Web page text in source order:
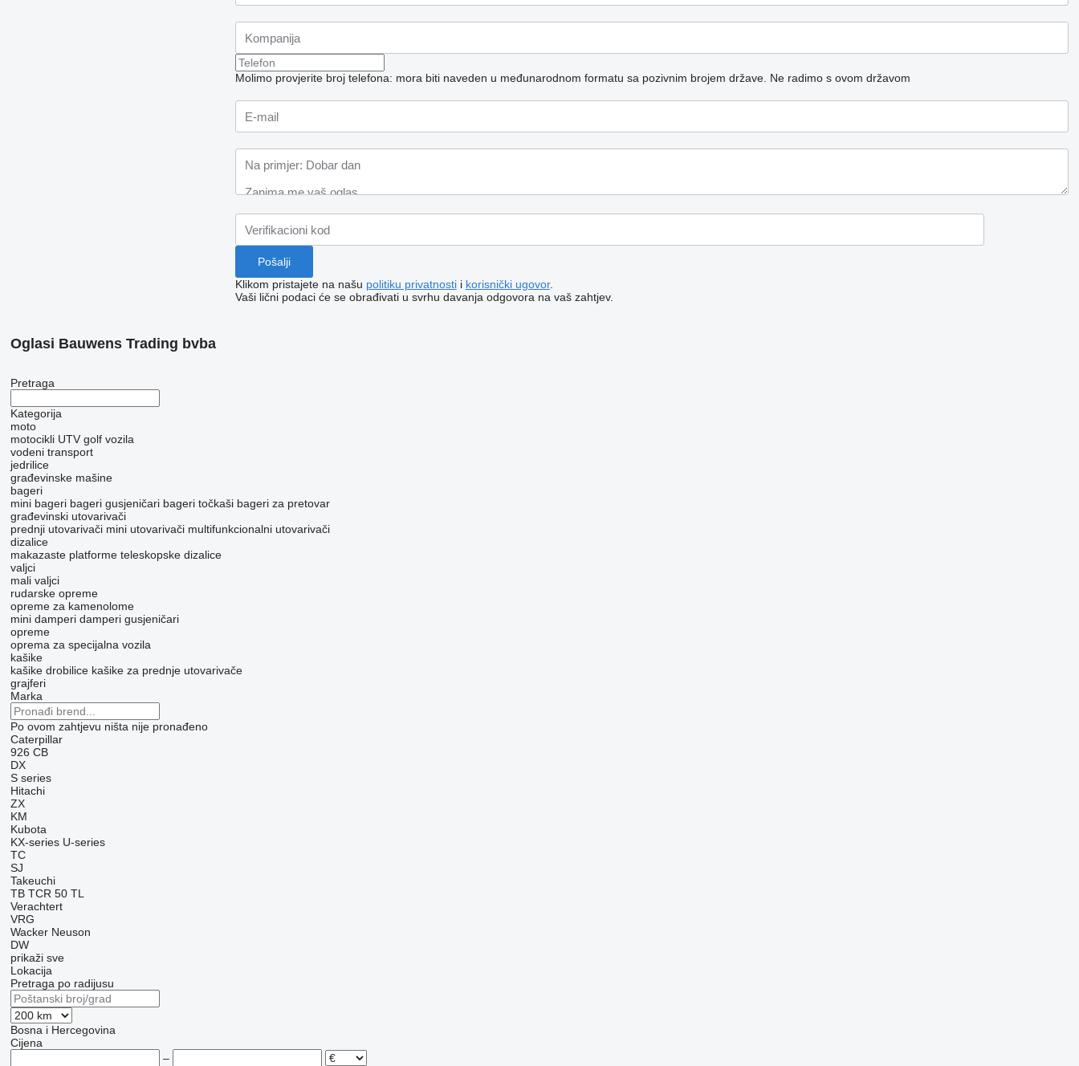
Molimo provjerite broj telefona: mora biti naveden u međunarodnom formatu sa pozivnim brojem države. Ne radimo s ovom državom
Klikom pristajete na našu politiku privatnostii korisnički ugovor.
Vaši lični podaci će se obrađivati ​​u svrhu davanja odgovora na vaš zahtjev.
Oglasi Bauwens Trading bvba
Pretraga
Kategorija
moto
motocikli UTV golf vozila
vodeni transport
jedrilice
građevinske mašine
bageri
mini bageri bageri gusjeničari bageri točkaši bageri za pretovar
građevinski utovarivači
prednji utovarivači mini utovarivači multifunkcionalni utovarivači
dizalice
makazaste platforme teleskopske dizalice
valjci
mali valjci
rudarske opreme
opreme za kamenolome
mini damperi damperi gusjeničari
opreme
oprema za specijalna vozila
kašike
kašike drobilice kašike za prednje utovarivače
grajferi
Marka
Po ovom zahtjevu ništa nije pronađeno
Caterpillar
926 CB
DX
S series
Hitachi
ZX
KM
Kubota
KX-series U-series
TC
SJ
Takeuchi
TB TCR 50 TL
Verachtert
VRG
Wacker Neuson
DW
prikaži sve
Lokacija
Pretraga po radijusu
Bosna i Hercegovina
Cijena
–